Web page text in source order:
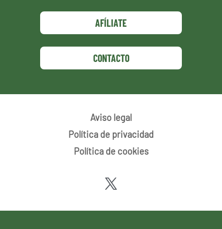
AFÍLIATE
CONTACTO
Aviso legal
Política de privacidad
Política de cookies